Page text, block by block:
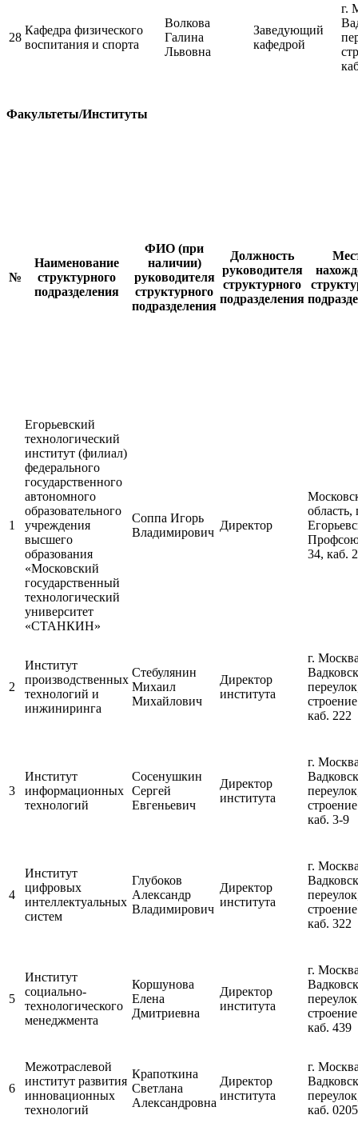
28
Кафедра физического
воспитания и спорта
Волкова
Галина
Львовна
Заведующий
кафедрой
г.
Факультеты/Институты
№
Наименование
структурного
подразделения
ФИО (при
наличии)
руководителя
структурного
подразделения
Должность
руководителя
структурного
подразделения
1
Егорьевский
технологический
институт (филиал)
федерального
государственного
автономного
образовательного
учреждения
высшего
образования
«Московский
государственный
технологический
университет
«СТАНКИН»
Соппа Игорь
Владимирович
Директор
область,
34, каб.
2
Институт
производственных
технологий и
инжиниринга
Стебулянин
Михаил
Михайлович
Директор
института
г.
каб. 222
3
Институт
информационных
технологий
Сосенушкин
Сергей
Евгеньевич
Директор
института
г.
каб. 3-9
4
Институт
цифровых
интеллектуальных
систем
Глубоков
Александр
Владимирович
Директор
института
г.
каб. 322
5
Институт
социально-
технологического
менеджмента
Коршунова
Елена
Дмитриевна
Директор
института
г.
каб. 439
6
Межотраслевой
институт развития
инновационных
технологий
Крапоткина
Светлана
Александровна
Директор
института
г.
каб. 0205